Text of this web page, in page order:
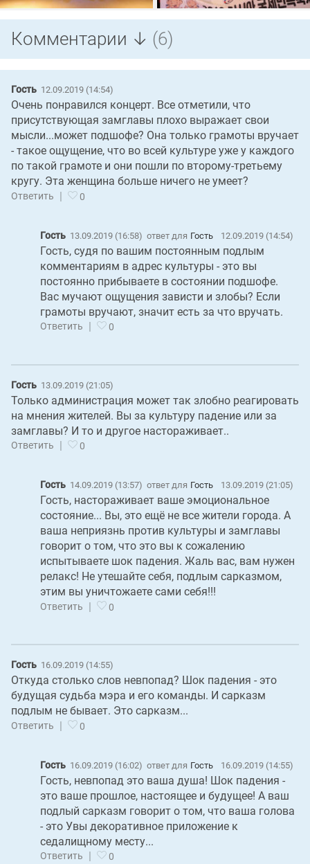
Комментарии ↓ (6)
Гость 12.09.2019 (14:54)
Очень понравился концерт. Все отметили, что
присутствующая замглавы плохо выражает свои
мысли...может подшофе? Она только грамоты вручает
- такое ощущение, что во всей культуре уже у каждого
по такой грамоте и они пошли по второму-третьему
кругу. Эта женщина больше ничего не умеет?
Ответить | 0
Гость 13.09.2019 (16:58) ответ для Гость 12.09.2019 (14:54)
Гость, судя по вашим постоянным подлым
комментариям в адрес культуры - это вы
постоянно прибываете в состоянии подшофе.
Вас мучают ощущения зависти и злобы? Если
грамоты вручают, значит есть за что вручать.
Ответить | 0
Гость 13.09.2019 (21:05)
Только администрация может так злобно реагировать
на мнения жителей. Вы за культуру падение или за
замглавы? И то и другое настораживает..
Ответить | 0
Гость 14.09.2019 (13:57) ответ для Гость 13.09.2019 (21:05)
Гость, настораживает ваше эмоциональное
состояние... Вы, это ещё не все жители города. А
ваша неприязнь против культуры и замглавы
говорит о том, что это вы к сожалению
испытываете шок падения. Жаль вас, вам нужен
релакс! Не утешайте себя, подлым сарказмом,
этим вы уничтожаете сами себя!!!
Ответить | 0
Гость 16.09.2019 (14:55)
Откуда столько слов невпопад? Шок падения - это
будущая судьба мэра и его команды. И сарказм
подлым не бывает. Это сарказм...
Ответить | 0
Гость 16.09.2019 (16:02) ответ для Гость 16.09.2019 (14:55)
Гость, невпопад это ваша душа! Шок падения -
это ваше прошлое, настоящее и будущее! А ваш
подлый сарказм говорит о том, что ваша голова
- это Увы декоративное приложение к
седалищному месту...
Ответить | 0